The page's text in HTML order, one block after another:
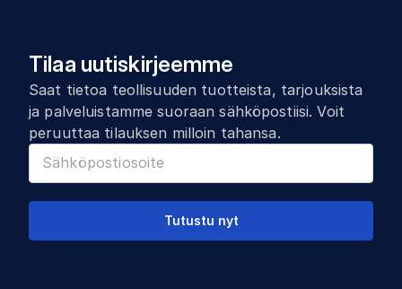
Tilaa uutiskirjeemme
Saat tietoa teollisuuden tuotteista, tarjouksista
ja palveluistamme suoraan sähköpostiisi. Voit
peruuttaa tilauksen milloin tahansa.
Tutustu nyt